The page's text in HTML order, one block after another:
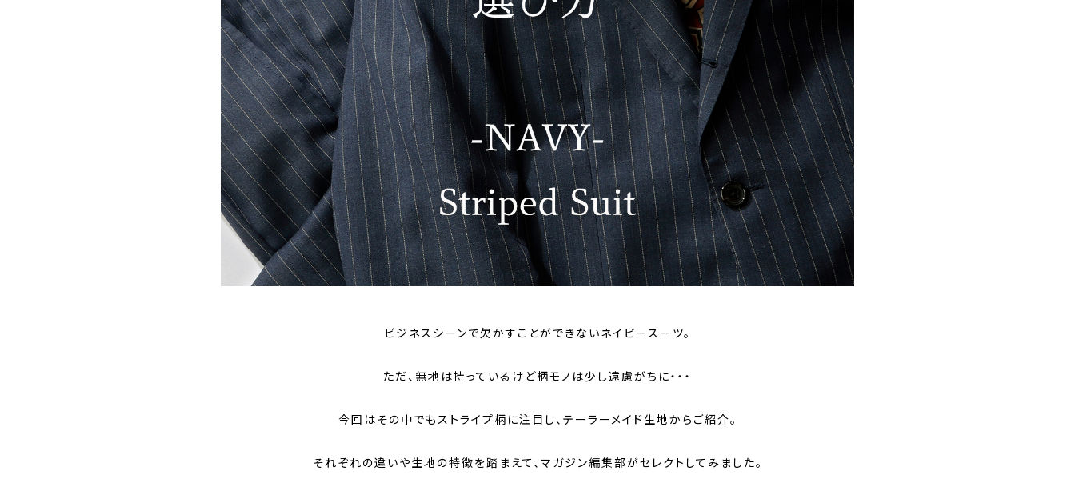
ビジネスシーンで欠かすことができないネイビースーツ。
ただ、無地は持っているけど柄モノは少し遠慮がちに・・・
今回はその中でもストライプ柄に注目し、テーラーメイド生地からご紹介。
それぞれの違いや生地の特徴を踏まえて、マガジン編集部がセレクトしてみました。